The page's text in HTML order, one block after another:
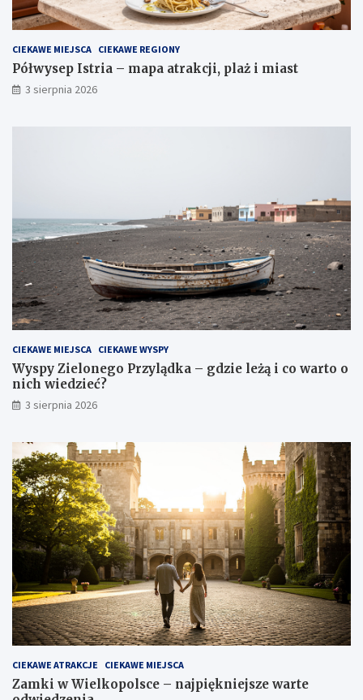
CIEKAWE MIEJSCA CIEKAWE REGIONY
Półwysep Istria – mapa atrakcji, plaż i miast
3 sierpnia 2026
CIEKAWE MIEJSCA CIEKAWE WYSPY
Wyspy Zielonego Przylądka – gdzie leżą i co warto o
nich wiedzieć?
3 sierpnia 2026
CIEKAWE ATRAKCJE CIEKAWE MIEJSCA
Zamki w Wielkopolsce – najpiękniejsze warte